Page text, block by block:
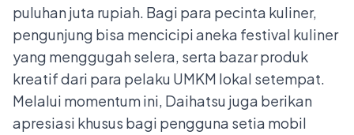
puluhan juta rupiah. Bagi para pecinta kuliner,
pengunjung bisa mencicipi aneka festival kuliner
yang menggugah selera, serta bazar produk
kreatif dari para pelaku UMKM lokal setempat.
Melalui momentum ini, Daihatsu juga berikan
apresiasi khusus bagi pengguna setia mobil